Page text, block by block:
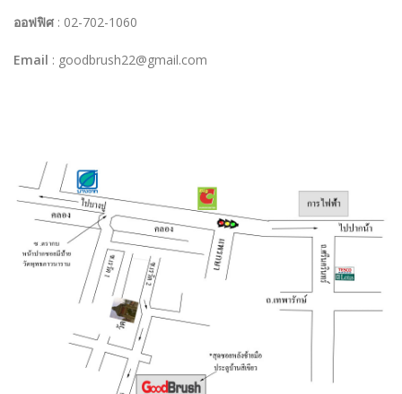
ออฟฟิศ : 02-702-1060
Email : goodbrush22@gmail.com